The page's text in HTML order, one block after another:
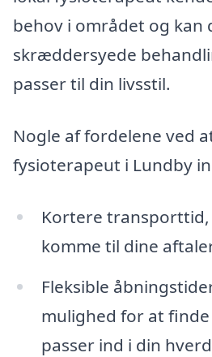
behov i området og kan
skræddersyede
passer til din livsstil.
Nogle af fordelene ved
fysioterapeut i Lundby
Kortere transporttid,
komme til dine
Fleksible
mulighed for at
passer ind i din